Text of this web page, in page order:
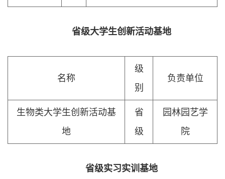
省级大学生创新活动基地
名称
级
别
负责单位
生物类大学生创新活动基
地
省
级
园林园艺学
院
省级实习实训基地